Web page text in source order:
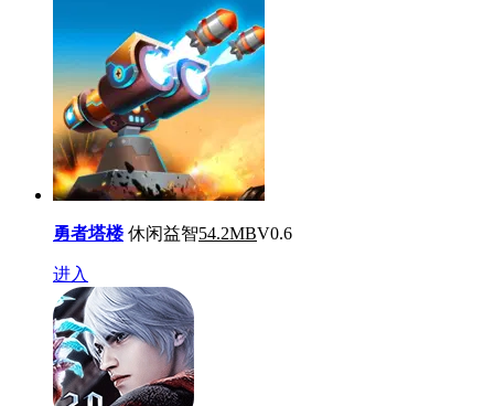
勇者塔楼 休闲益智54.2MBV0.6
进入